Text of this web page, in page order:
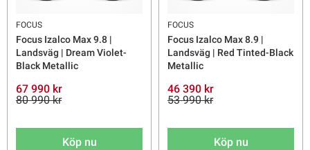
FOCUS
Focus Izalco Max 9.8 |
Landsväg | Dream Violet-
Black Metallic
67 990 kr
80 990 kr
Köp nu
FOCUS
Focus Izalco Max 8.9 |
Landsväg | Red Tinted-Black
Metallic
46 390 kr
53 990 kr
Köp nu